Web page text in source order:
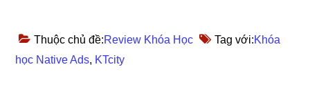
Thuộc chủ đề:Review Khóa Học Tag với:Khóa
học Native Ads, KTcity